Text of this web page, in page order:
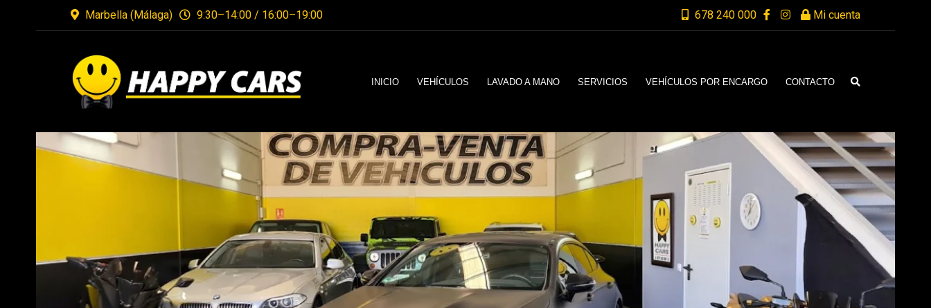
Marbella (Málaga) 9:30–14:00 / 16:00–19:00 678 240 000 Mi cuenta
INICIO VEHÍCULOS LAVADO A MANO SERVICIOS VEHÍCULOS POR ENCARGO CONTACTO